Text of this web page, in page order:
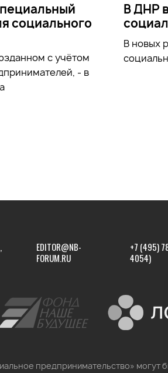
социального
с учётом
- в
В ДНР
В новых
EDITOR@NB-
FORUM.RU
+7 (495)
4054)
предпринимательство» могут